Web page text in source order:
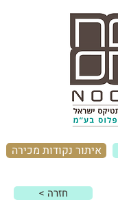
איתור נקודות מכירה
< חזרה